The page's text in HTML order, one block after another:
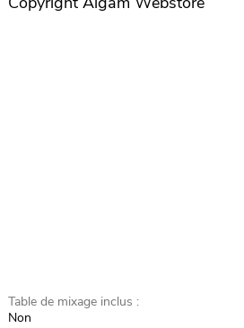
Table de mixage inclus :
Non